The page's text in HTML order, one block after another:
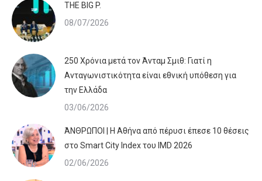
ΤHE BIG P.
08/07/2026
250 Χρόνια μετά τον Άνταμ Σμιθ: Γιατί η
Ανταγωνιστικότητα είναι εθνική υπόθεση για
την Ελλάδα
03/06/2026
ΆΝΘΡΩΠΟΙ | Η Αθήνα από πέρυσι έπεσε 10 θέσεις
στο Smart City Index του IMD 2026
02/06/2026